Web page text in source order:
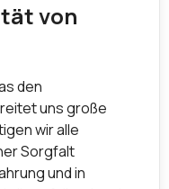
von
den
uns große
wir alle
Sorgfalt
und in